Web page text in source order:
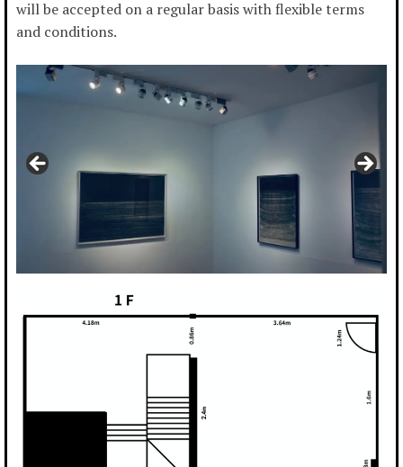
will be accepted on a regular basis with flexible terms
and conditions.